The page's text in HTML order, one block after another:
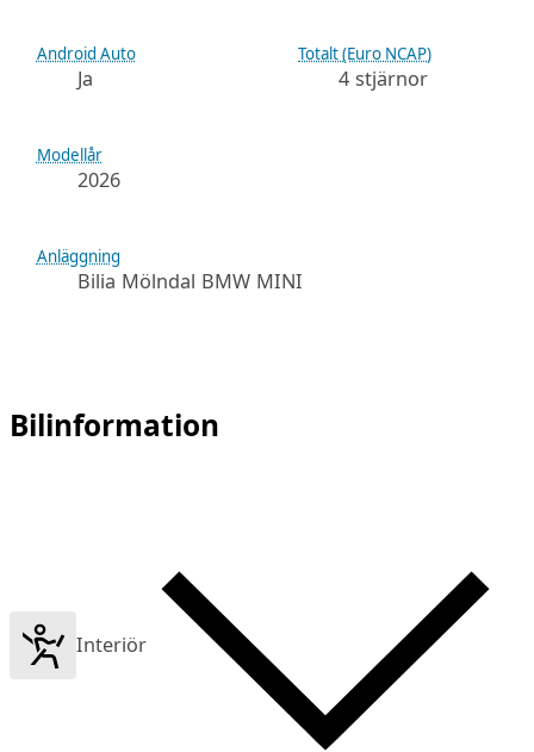
Android Auto
Ja
Totalt (Euro NCAP)
4 stjärnor
Modellår
2026
Anläggning
Bilia Mölndal BMW MINI
Bilinformation
Interiör